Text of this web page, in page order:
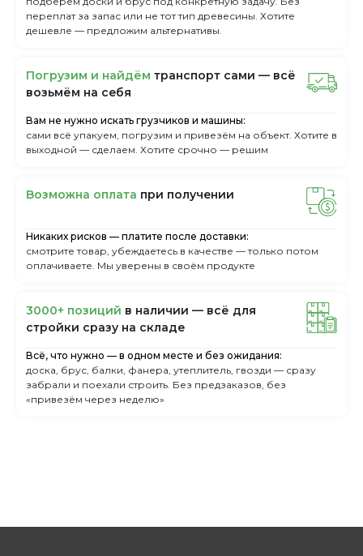
переплат за запас или не тот тип древесины. Хотите
дешевле — предложим альтернативы.
Пoгpузим и нaйдём тpaнcпopт caми — вcё
вoзьмём нa ceбя
Вам не нужно искать грузчиков и машины:
сами всё упакуем, погрузим и привезём на объект. Хотите в
выходной — сделаем. Хотите срочно — решим
Boзмoжнa oплaтa пpи пoлучeнии
Никаких рисков — платите после доставки:
смотрите товар, убеждаетесь в качестве — только потом
оплачиваете. Мы уверены в своём продукте
3000+ пoзиций в нaличии — вcё для
cтpoйки cpaзу нa cклaдe
Всё, что нужно — в одном месте и без ожидания:
доска, брус, балки, фанера, утеплитель, гвозди — сразу
забрали и поехали строить. Без предзаказов, без
«привезём через неделю»